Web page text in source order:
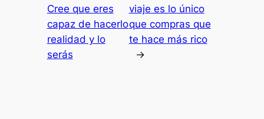
Cree que eres
capaz de hacerlo
realidad y lo
serás
viaje es lo único
que compras que
te hace más rico
→